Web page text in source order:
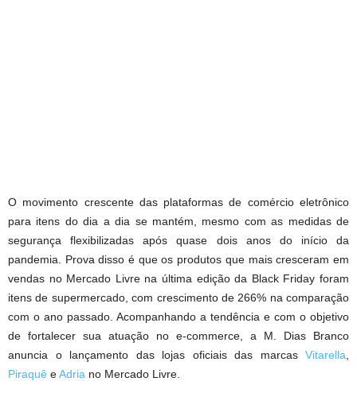
O movimento crescente das plataformas de comércio eletrônico
para itens do dia a dia se mantém, mesmo com as medidas de
segurança flexibilizadas após quase dois anos do início da
pandemia. Prova disso é que os produtos que mais cresceram em
vendas no Mercado Livre na última edição da Black Friday foram
itens de supermercado, com crescimento de 266% na comparação
com o ano passado. Acompanhando a tendência e com o objetivo
de fortalecer sua atuação no e-commerce, a M. Dias Branco
anuncia o lançamento das lojas oficiais das marcas Vitarella
Piraquê eAdria no Mercado Livre.